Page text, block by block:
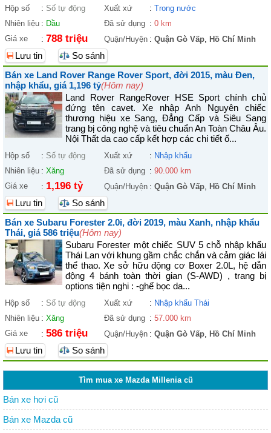
Hộp số : Số tự động Xuất xứ : Trong nước
Nhiên liệu : Dầu Đã sử dụng : 0 km
Giá xe
: 788 triệu Quận/Huyện : Quận Gò Vấp, Hồ Chí Minh
Lưu tin
So sánh
Bán xe Land Rover Range Rover Sport, đời 2015, màu Đen,
nhập khẩu, giá 1,196 tỷ(Hôm nay)
Land Rover RangeRover HSE Sport chính chủ
đứng tên cavet. Xe nhập Anh Nguyên chiếc
thương hiệu xe Sang, Đẳng Cấp và Siêu Sang
trang bị công nghệ và tiêu chuẩn An Toàn Châu Âu.
Nội Thất da cao cấp kết hợp các chi tiết ố...
Hộp số : Số tự động Xuất xứ : Nhập khẩu
Nhiên liệu : Xăng Đã sử dụng : 90.000 km
Giá xe
: 1,196 tỷ Quận/Huyện : Quận Gò Vấp, Hồ Chí Minh
Lưu tin
So sánh
Bán xe Subaru Forester 2.0i, đời 2019, màu Xanh, nhập khẩu
Thái, giá 586 triệu(Hôm nay)
Subaru Forester một chiếc SUV 5 chỗ nhập khẩu
Thái Lan với khung gầm chắc chắn và cảm giác lái
thể thao. Xe sở hữu động cơ Boxer 2.0L, hệ dẫn
động 4 bánh toàn thời gian (S-AWD) , trang bị
options tiện nghi : -ghế bọc da...
Hộp số : Số tự động Xuất xứ : Nhập khẩu Thái
Nhiên liệu : Xăng Đã sử dụng : 57.000 km
Giá xe
: 586 triệu Quận/Huyện : Quận Gò Vấp, Hồ Chí Minh
Lưu tin So sánh
Tìm mua xe Mazda Millenia cũ
Bán xe hơi cũ
Bán xe Mazda cũ